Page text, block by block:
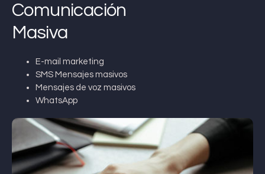
Comunicación
Masiva
E-mail marketing
SMS Mensajes masivos
Mensajes de voz masivos
WhatsApp